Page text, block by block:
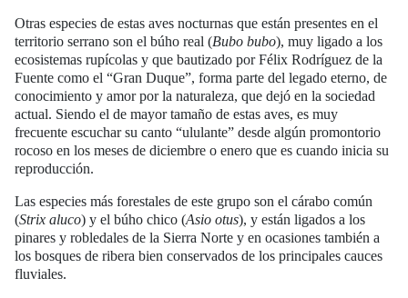
Otras especies de estas aves nocturnas que están presentes en el
territorio serrano son el búho real (Bubo bubo), muy ligado a los
ecosistemas rupícolas y que bautizado por Félix Rodríguez de la
Fuente como el “Gran Duque”, forma parte del legado eterno, de
conocimiento y amor por la naturaleza, que dejó en la sociedad
actual. Siendo el de mayor tamaño de estas aves, es muy
frecuente escuchar su canto “ululante” desde algún promontorio
rocoso en los meses de diciembre o enero que es cuando inicia su
reproducción.
Las especies más forestales de este grupo son el cárabo común
(Strix aluco) y el búho chico (Asio otus), y están ligados a los
pinares y robledales de la Sierra Norte y en ocasiones también a
los bosques de ribera bien conservados de los principales cauces
fluviales.